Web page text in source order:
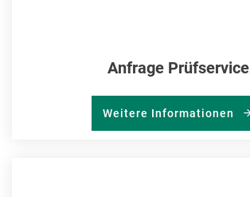
Anfrage Prüfservice
Weitere Informationen